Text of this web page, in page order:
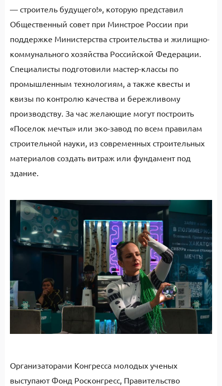
— строитель будущего!», которую представил
Общественный совет при Минстрое России при
поддержке Министерства строительства и жилищно-
коммунального хозяйства Российской Федерации.
Специалисты подготовили мастер-классы по
промышленным технологиям, а также квесты и
квизы по контролю качества и бережливому
производству. За час желающие могут построить
«Поселок мечты» или эко-завод по всем правилам
строительной науки, из современных строительных
материалов создать витраж или фундамент под
здание.
Организаторами Конгресса молодых ученых
выступают Фонд Росконгресс, Правительство